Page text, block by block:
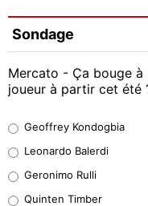
Sondage
Mercato - Ça bouge à
joueur à partir cet été
38%
32%
Geoffrey Kondogbia
Leonardo Balerdi
Geronimo Rulli
Quinten Timber